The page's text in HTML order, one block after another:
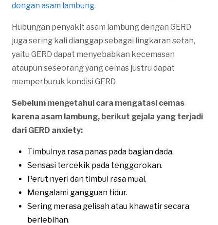
dengan asam lambung.
Hubungan penyakit asam lambung dengan GERD
juga sering kali dianggap sebagai lingkaran setan,
yaitu GERD dapat menyebabkan kecemasan
ataupun seseorang yang cemas justru dapat
memperburuk kondisi GERD.
Sebelum mengetahui cara mengatasi cemas
karena asam lambung, berikut gejala yang terjadi
dari GERD anxiety:
Timbulnya rasa panas pada bagian dada.
Sensasi tercekik pada tenggorokan.
Perut nyeri dan timbul rasa mual.
Mengalami gangguan tidur.
Sering merasa gelisah atau khawatir secara
berlebihan.